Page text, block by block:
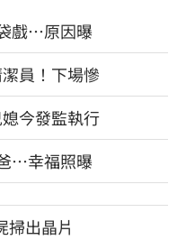
戲…原因曝
員！下場慘
今發監執行
…幸福照曝
掃出晶片